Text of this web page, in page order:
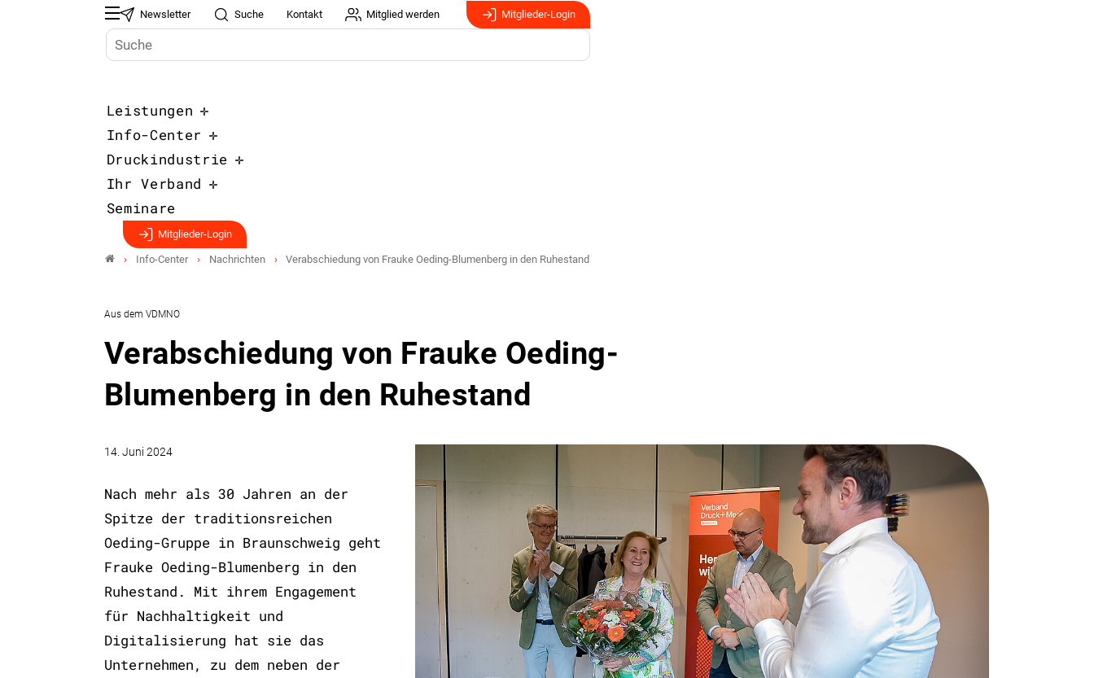
Newsletter Suche Kontakt Mitglied werden Mitglieder-Login
Leistungen
Info-Center
Druckindustrie
Ihr Verband
Seminare
Mitglieder-Login
Info-Center Nachrichten Verabschiedung von Frauke Oeding-Blumenberg in den Ruhestand
Aus dem VDMNO
Verabschiedung von Frauke Oeding-
Blumenberg in den Ruhestand
14. Juni 2024
Nach mehr als 30 Jahren an der
Spitze der traditionsreichen
Oeding-Gruppe in Braunschweig geht
Frauke Oeding-Blumenberg in den
Ruhestand. Mit ihrem Engagement
für Nachhaltigkeit und
Digitalisierung hat sie das
Unternehmen, zu dem neben der